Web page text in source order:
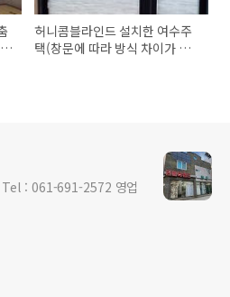
허니콤블라인드 설치한 여수주
택(창문에 따라 방식 차이가 있
Tel : 061-691-2572 영업